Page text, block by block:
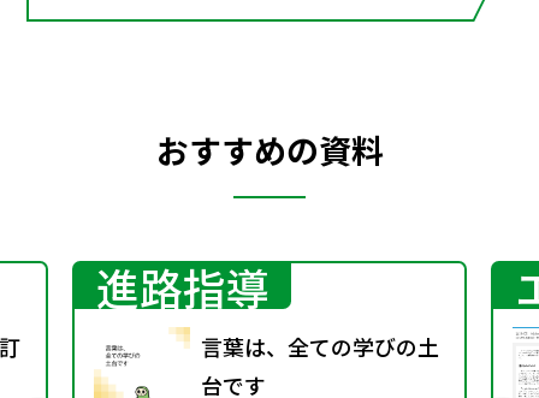
おすすめの資料
進路指導
言葉は、全ての学びの土
台です